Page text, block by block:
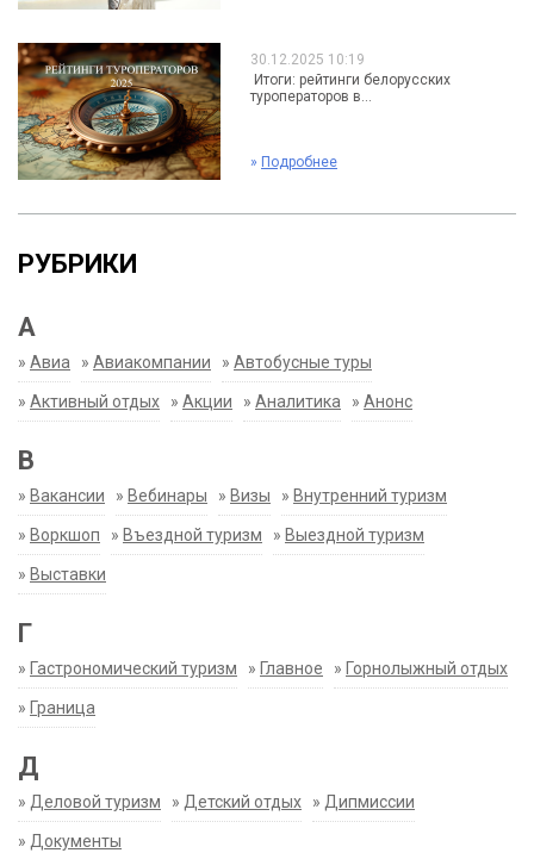
30.12.2025 10:19
Итоги: рейтинги белорусских
туроператоров в...
» Подробнее
РУБРИКИ
А
» Авиа » Авиакомпании » Автобусные туры
» Активный отдых » Акции » Аналитика » Анонс
В
» Вакансии » Вебинары » Визы » Внутренний туризм
» Воркшоп » Въездной туризм » Выездной туризм
» Выставки
Г
» Гастрономический туризм » Главное » Горнолыжный отдых
» Граница
Д
» Деловой туризм » Детский отдых » Дипмиссии
» Документы